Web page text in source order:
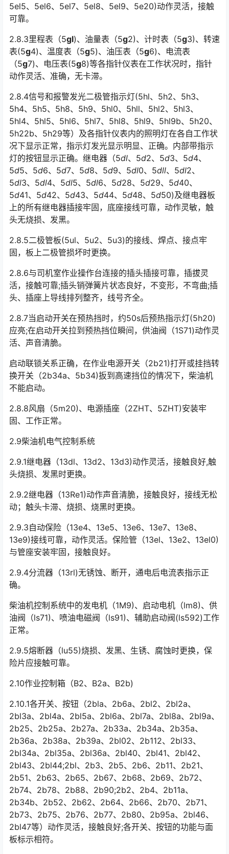
5el5、5el6、5el7、5el8、5el9、5e20)动作灵活，接触
可靠。󠅅󠅃󠄵󠅂󠄪󠇖󠆨󠆨󠇕󠆞󠆒󠅬󠇘󠆭󠆘󠇙󠆝󠅵󠇗󠆭󠆁󠄐󠇗󠅹󠅸󠇖󠆍󠅳󠇖󠅹󠅰󠇖󠆌󠅹
2.8.3里程表（5gl)、油量表（5g2)、计时表（5g3)、转速
表(5g4)、温度表（5g5)、油压表（5g6)、电流表
（5g7)、电压表(5g8)等各指针仪表在工作状况时，指针
动作灵活、准确，无卡滞。
2.8.4信号和报警发光二极管指示灯(5hl、5h2、5h3、
5h4、5h5、5h8、5h9、5hl0、5hll、5hl2、5hl3、
5hl4、5hl5、5hl6、5hl7、5hl8、5hl9、5hl9b、5h20、
5h22b、5h29等）及各指针仪表内的照明灯在各自工作状
况下显示正常，指示灯发光显示明显、正确。内部带指示
灯的按钮显示正确。继电器（5󠅅󠅃󠄵󠅂󠄪󠇖󠆨󠆨󠇕󠆞󠆒󠅬󠇘󠆭󠆘󠇙󠆝󠅵󠇗󠆭󠆁󠄐󠇗󠅹󠅸󠇖󠆍󠅳󠇖󠅹󠅰󠇖󠆌󠅹dl、5d2、5d3、5d4、
5d5、5d6、5d7、5d8、5d9、5dl0、5dll、5dl2、
5dl3、5dl4、5dl5、5dl6、5d28、5d29、5d40、
5d41、5d42、5d43、5d44、5d48、5d50)及继电器板
上的所有继电器插接牢固，底座接线可靠，动作灵敏，触
头无烧损、发黑。
2.8.5二极管板(5ul、5u2、5u3)的接线、焊点、接点牢
固，板上二极管损坏时更换。
2.8.6与司机室作业操作台连接的插头插接可靠，插拔灵
活，接触可靠;插头销弹簧片状态良好，不变形，不弯曲;插
头、插座上导线排列整齐，线号齐全。
2.8.7当启动开关在预热挡时，约50s后预热指示灯(5h20)
应亮;在启动开关拉到预热挡位瞬间，供油阀（1S71)动作灵
活、声音清脆。
启动联锁关系正确，在作业电源开关（2b21)打开或挂挡转
换开关（2b34a、5b34)扳到高速挡位的情况下，柴油机
不能启动。
2.8.8风扇（5m20)、电源插座（2ZHT、5ZHT)安装牢
固、工作正常。
2.9柴油机电气控制系统
2.9.1继电器（13dl、13d2、13d3)动作灵活，接触良好,触
头烧损、发黑时更换。
2.9.2继电器（13Re1)动作声音清脆，接触良好，接线无松
动；触头卡滞、烧损、烧黑时更换。
2.9.3自动保险（13e4、13e5、13e6、13e7、13e8、
13e9)接线可靠，动作灵活。保险管（13el、13e2、13el0)
与管座安装牢固，接触良好。󠅅󠅃󠄵󠅂󠄪󠇖󠆨󠆨󠇕󠆞󠆒󠅬󠇘󠆭󠆘󠇙󠆝󠅵󠇗󠆭󠆁󠄐󠇗󠅹󠅸󠇖󠆍󠅳󠇖󠅹󠅰󠇖󠆌󠅹
2.9.4分流器（13rl)无锈蚀、断开，通电后电流表指示正
确。
柴油机控制系统中的发电机（1M9)、启动电机（lm8)、供
油阀（ls71)、喷油电磁阀（ls91)、辅助启动阀(ls592)工作
正常。
2.9.5熔断器（lu55)烧损、发黑、生锈、腐蚀时更换，保
险片应接触可靠。
2.10作业控制箱（B2、B2a、B2b)
2.10.1各开关、按钮（2bla、2b6a、2bl2、2bl2a、
2bl3a、2bl4a、2bl5a、2bl6a、2bl7a、2bl8a、2bl9a、
2b25、2b25a、2b27a、2b33a、2b34a、2b35a、
2b36a、2b38a、2b39a、2bl02、2b112、2bl33、
2bl34a、2bl35a、2bl36a、2bl40、2bl41、2bl42、
2bl43、2bl44;2bl、2b3、2b5、2b6、2b11、2b21、
2b51、2b63、2b65、2b67、2b68、2b69、2b72、
2b74、2b78、2b88、2b90;2b2、2b4、2b11a、
2b34b、2b52、2b62、2b64、2b66、2b70、2b71、
2b73、2b75、2b76、2b77、2b80、2b95a、2bl46、
2bl47等）动作灵活，接触良好;各开关、按钮的功能与面
板标示相符。󠅅󠅃󠄵󠅂󠄪󠇖󠆨󠆨󠇕󠆞󠆒󠅬󠇘󠆭󠆘󠇙󠆝󠅵󠇗󠆭󠆁󠄐󠇗󠅹󠅸󠇖󠆍󠅳󠇖󠅹󠅰󠇖󠆌󠅹